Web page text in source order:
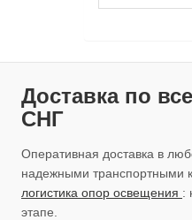
Доставка по
СНГ
Оперативная доставка в
надежными транспортными
логистика опор освещения :
этапе.